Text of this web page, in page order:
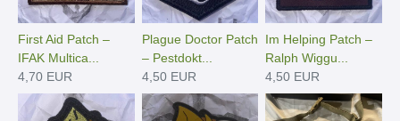
First Aid Patch –
IFAK Multica...
4,70 EUR
Plague Doctor Patch
– Pestdokt...
4,50 EUR
Im Helping Patch –
Ralph Wiggu...
4,50 EUR